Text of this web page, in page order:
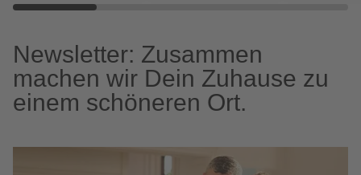
Newsletter: Zusammen
machen wir Dein Zuhause zu
einem schöneren Ort.